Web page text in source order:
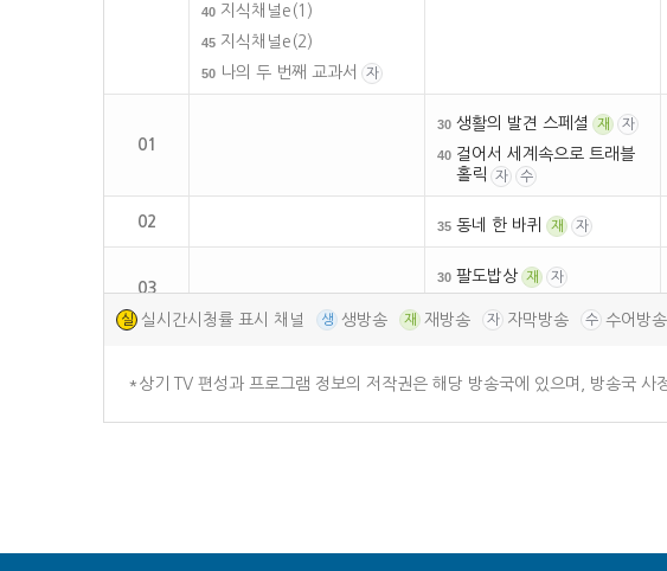
40 지식채널e(1)
45 지식채널e(2)
50 나의 두 번째 교과서 자
01
30 생활의 발견 스페셜 재 자
40 걸어서 세계속으로 트래블
홀릭
자 수
02 35 동네 한 바퀴 재 자
03
30 팔도밥상 재 자
45 아침마당 재 자
05
11
실 실시간시청률 표시 채널 생 생방송 재 재방송 자 자막방송 수 수어방송
*상기 TV 편성과 프로그램 정보의 저작권은 해당 방송국에 있으며, 방송국 사